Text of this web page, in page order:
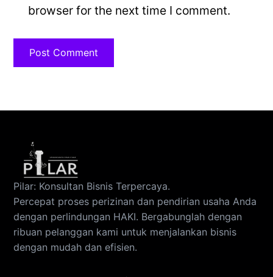
browser for the next time I comment.
Pilar: Konsultan Bisnis Terpercaya.
Percepat proses perizinan dan pendirian usaha Anda
dengan perlindungan HAKI. Bergabunglah dengan
ribuan pelanggan kami untuk menjalankan bisnis
dengan mudah dan efisien.